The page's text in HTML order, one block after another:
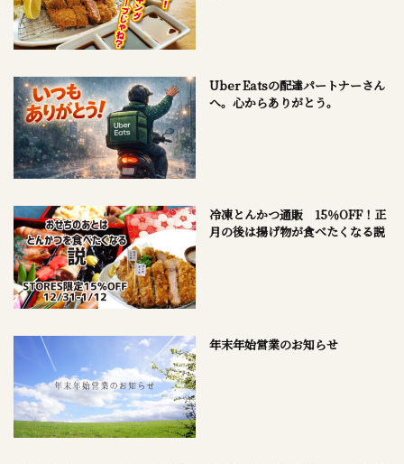
Uber Eatsの配達パートナーさん
へ。心からありがとう。
冷凍とんかつ通販 15％OFF！正
月の後は揚げ物が食べたくなる説
年末年始営業のお知らせ